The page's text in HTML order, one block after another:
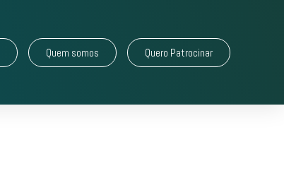
Quem somos Quero Patrocinar